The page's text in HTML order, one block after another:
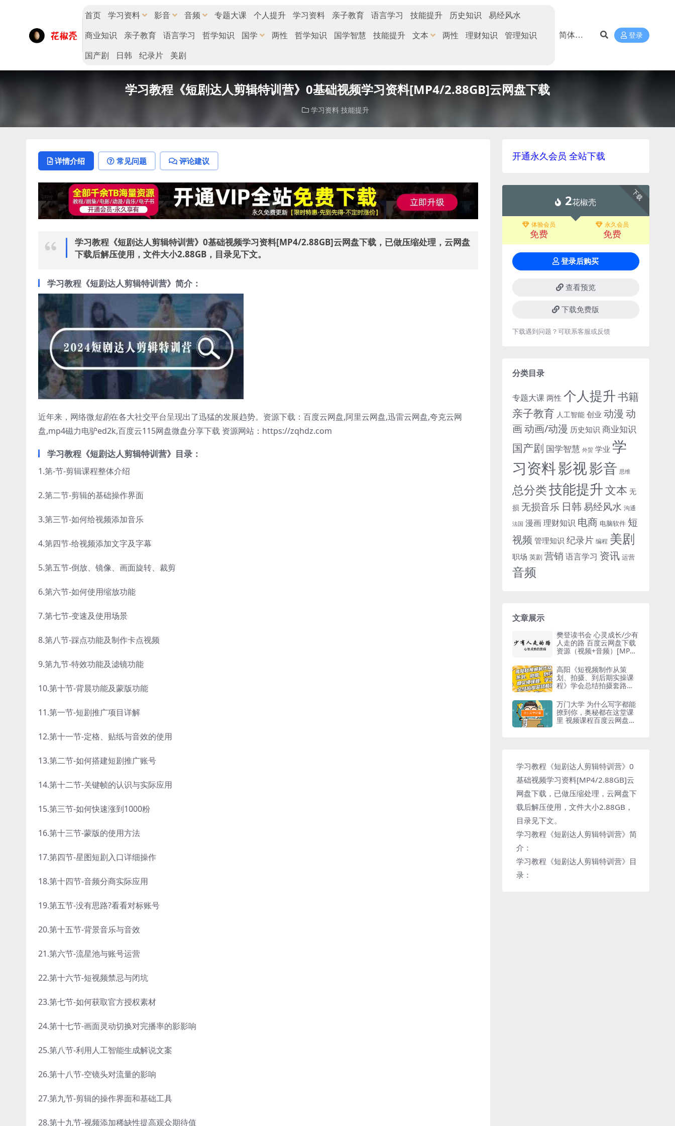
首页 学习资料 影音 音频 专题大课 个人提升 学习资料 亲子教育 语言学习 技能提升 历史知识
易经风水
商业知识
亲子教育 语言学习 哲学知识 国学 两性 哲学知识 国学智慧 技能提升 文本 两性 理财知识
管理知识
国产剧
日韩 纪录片 美剧
登录
学习教程《短剧达人剪辑特训营》0基础视频学习资料[MP4/2.88GB]云网盘下载
学习资料 技能提升
详情介绍 常见问题 评论建议
学习教程《短剧达人剪辑特训营》0基础视频学习资料[MP4/2.88GB]云网盘下载，已做压缩处理，云网盘
下载后解压使用，文件大小2.88GB，目录见下文。
学习教程《短剧达人剪辑特训营》简介：
近年来，网络微短剧在各大社交平台呈现出了迅猛的发展趋势。资源下载：百度云网盘,阿里云网盘,迅雷云网盘,夸克云网
盘,mp4磁力电驴ed2k,百度云115网盘微盘分享下载 资源网站：https://zqhdz.com
学习教程《短剧达人剪辑特训营》目录：
1.第-节-剪辑课程整体介绍
2.第二节-剪辑的基础操作界面
3.第三节-如何给视频添加音乐
4.第四节-给视频添加文字及字幕
5.第五节-倒放、镜像、画面旋转、裁剪
6.第六节-如何使用缩放功能
7.第七节-变速及使用场景
8.第八节-踩点功能及制作卡点视频
9.第九节-特效功能及滤镜功能
10.第十节-背晨功能及蒙版功能
11.第一节-短剧推广项目详解
12.第十一节-定格、贴纸与音效的使用
13.第二节-如何搭建短剧推广账号
14.第十二节-关键帧的认识与实际应用
15.第三节-如何快速涨到1000粉
16.第十三节-蒙版的使用方法
17.第四节-星图短剧入口详细操作
18.第十四节-音频分商实际应用
19.第五节-没有思路?看看对标账号
20.第十五节-背景音乐与音效
21.第六节-流星池与账号运营
22.第十六节-短视频禁忌与闭坑
23.第七节-如何获取官方授权素材
24.第十七节-画面灵动切换对完播率的影影响
25.第八节-利用人工智能生成解说文案
26.第十八节-空镜头对流量的影响
27.第九节-剪辑的操作界面和基础工具
28.第十九节-视频添加稀缺性提高观众期待值
开通永久会员 全站下载
下载
2花椒壳
体验会员
免费
永久会员
免费
登录后购买
查看预览
下载免费版
下载遇到问题？可联系客服或反馈
分类目录
专题大课 两性 个人提升书籍
亲子教育 人工智能 创业 动漫 动
画动画/动漫 历史知识 商业知识
国产剧 国学智慧 外贸 学业 学
习资料影视影音 思维
总分类技能提升文本 无
损 无损音乐 日韩 易经风水 沟通
法国 漫画理财知识 电商 电脑软件 短
视频 管理知识 纪录片 编程 美剧
职场 英剧 营销 语言学习 资讯 运营
音频
文章展示
樊登读书会 心灵成长/少有
人走的路 百度云网盘下载
资源（视频+音频）[MP3/
高阳《短视频制作从策
划、拍摄、到后期实操课
程》学会总结拍摄套路和
万门大学 为什么写字都能
撩到你，奥秘都在这堂课
里 视频课程百度云网盘下
学习教程《短剧达人剪辑特训营》0
基础视频学习资料[MP4/2.88GB]云
网盘下载，已做压缩处理，云网盘下
载后解压使用，文件大小2.88GB，
目录见下文。
学习教程《短剧达人剪辑特训营》简
介：
学习教程《短剧达人剪辑特训营》目
录：